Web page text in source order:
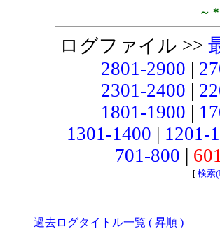
～
ログファイル >>
2801-2900 |
2301-2400 |
1801-1900 |
1301-1400 | 1201-
701-800 |
[ 検索
過去ログタイトル一覧 ( 昇順 )